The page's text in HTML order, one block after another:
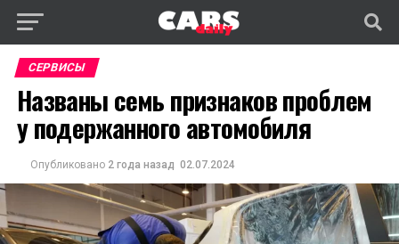
СЕРВИСЫ
Названы семь признаков проблем
у подержанного автомобиля
Опубликовано 2 года назад 02.07.2024